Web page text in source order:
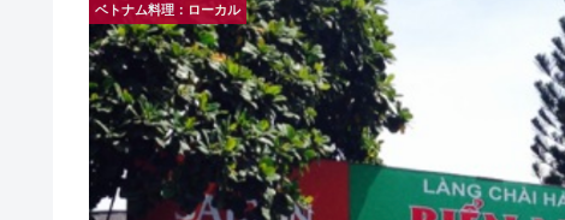
ベトナム料理：ローカル